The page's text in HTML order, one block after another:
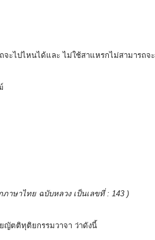
จะไปไหนได้และ ไม่ใช้สาแหรกไม่สามารถจะ
ภาษาไทย ฉบับหลวง เป็นเลขที่ : 143 )
ญัตติทุติยกรรมวาจา ว่าดังนี้